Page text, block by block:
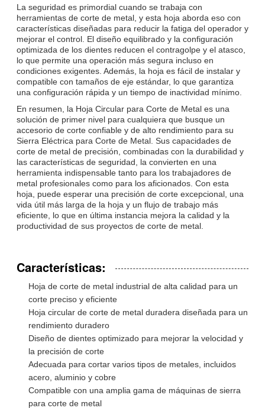
La seguridad es primordial cuando se trabaja con
herramientas de corte de metal, y esta hoja aborda eso con
características diseñadas para reducir la fatiga del operador y
mejorar el control. El diseño equilibrado y la configuración
optimizada de los dientes reducen el contragolpe y el atasco,
lo que permite una operación más segura incluso en
condiciones exigentes. Además, la hoja es fácil de instalar y
compatible con tamaños de eje estándar, lo que garantiza
una configuración rápida y un tiempo de inactividad mínimo.
En resumen, la Hoja Circular para Corte de Metal es una
solución de primer nivel para cualquiera que busque un
accesorio de corte confiable y de alto rendimiento para su
Sierra Eléctrica para Corte de Metal. Sus capacidades de
corte de metal de precisión, combinadas con la durabilidad y
las características de seguridad, la convierten en una
herramienta indispensable tanto para los trabajadores de
metal profesionales como para los aficionados. Con esta
hoja, puede esperar una precisión de corte excepcional, una
vida útil más larga de la hoja y un flujo de trabajo más
eficiente, lo que en última instancia mejora la calidad y la
productividad de sus proyectos de corte de metal.
Características:
Hoja de corte de metal industrial de alta calidad para un
corte preciso y eficiente
Hoja circular de corte de metal duradera diseñada para un
rendimiento duradero
Diseño de dientes optimizado para mejorar la velocidad y
la precisión de corte
Adecuada para cortar varios tipos de metales, incluidos
acero, aluminio y cobre
Compatible con una amplia gama de máquinas de sierra
para corte de metal